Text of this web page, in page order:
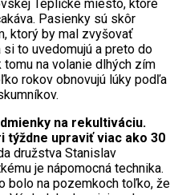
Tepličke miesto, ktoré
Pasienky sú skôr
ktorý by mal zvyšovať
to uvedomujú a preto do
na volanie dlhých zím
rokov obnovujú lúky podľa
na rekultiváciu.
týždne upraviť viac ako 30
družstva Stanislav
je nápomocná technika.
bolo na pozemkoch toľko, že